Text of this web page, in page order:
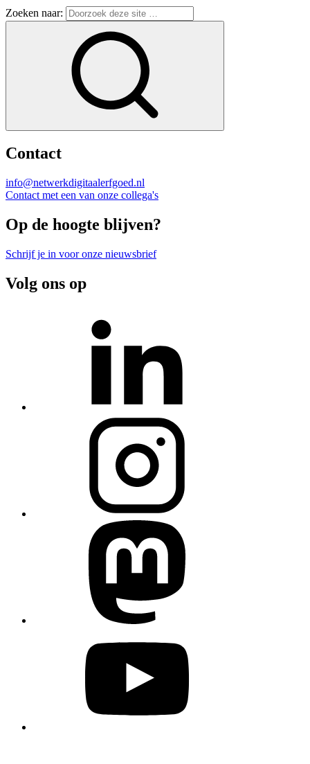
Zoeken naar:
Contact
info@netwerkdigitaalerfgoed.nl
Contact met een van onze collega's
Op de hoogte blijven?
Schrijf je in voor onze nieuwsbrief
Volg ons op